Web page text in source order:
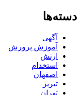
دسته‌ها
آگهی
آموزش پرورش
ارتش
استخدام
اصفهان
تبریز
تهران